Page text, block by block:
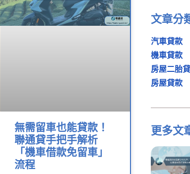
無需留車也能貸款！
聯通貸手把手解析
「機車借款免留車」
流程
文章分
汽車貸款
機車貸款
房屋二胎
房屋貸款
更多文